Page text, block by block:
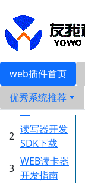
web插件首页
优秀系统推荐
1
RFID读写器
产品手册下
载
2
读写器开发
SDK下载
3
WEB读卡器
开发指南